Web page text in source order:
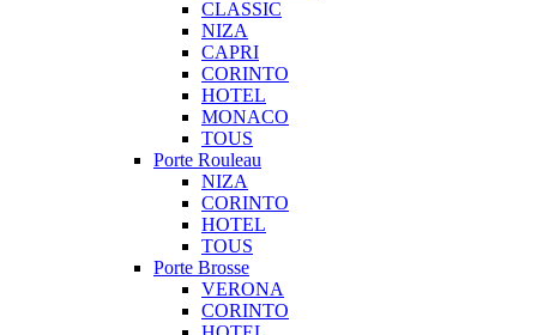
CLASSIC
NIZA
CAPRI
CORINTO
HOTEL
MONACO
TOUS
Porte Rouleau
NIZA
CORINTO
HOTEL
TOUS
Porte Brosse
VERONA
CORINTO